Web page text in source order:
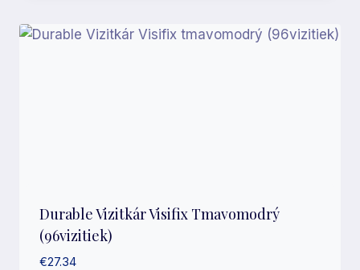
Durable Vizitkár Visifix Tmavomodrý
(96vizitiek)
€27.34